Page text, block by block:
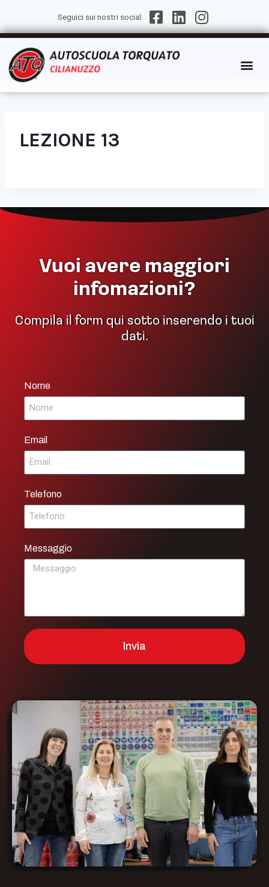
Seguici sui nostri social:
LEZIONE 13
Vuoi avere maggiori
infomazioni?
Compila il form qui sotto inserendo i tuoi
dati.
Nome
Email
Telefono
Messaggio
Invia